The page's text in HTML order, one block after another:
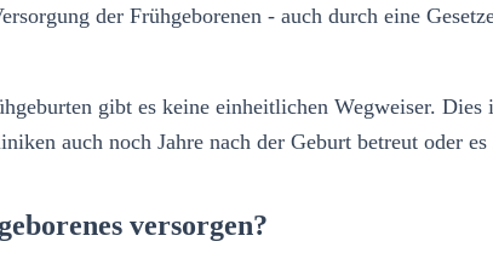
der Frühgeborenen - auch durch eine
gibt es keine einheitlichen Wegweiser.
auch noch Jahre nach der Geburt betreut oder
versorgen?